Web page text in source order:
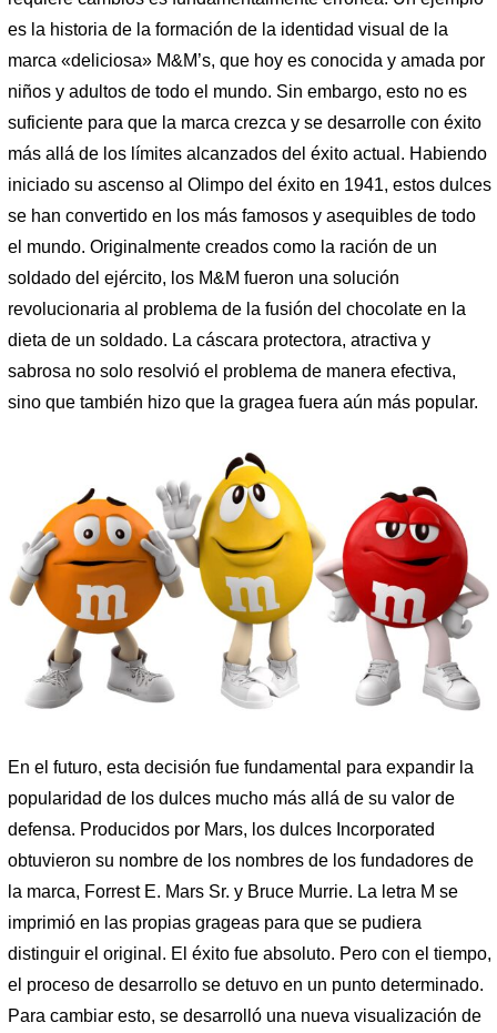
es la historia de la formación de la identidad visual de la
marca «deliciosa» M&M’s, que hoy es conocida y amada por
niños y adultos de todo el mundo. Sin embargo, esto no es
suficiente para que la marca crezca y se desarrolle con éxito
más allá de los límites alcanzados del éxito actual. Habiendo
iniciado su ascenso al Olimpo del éxito en 1941, estos dulces
se han convertido en los más famosos y asequibles de todo
el mundo. Originalmente creados como la ración de un
soldado del ejército, los M&M fueron una solución
revolucionaria al problema de la fusión del chocolate en la
dieta de un soldado. La cáscara protectora, atractiva y
sabrosa no solo resolvió el problema de manera efectiva,
sino que también hizo que la gragea fuera aún más popular.
En el futuro, esta decisión fue fundamental para expandir la
popularidad de los dulces mucho más allá de su valor de
defensa. Producidos por Mars, los dulces Incorporated
obtuvieron su nombre de los nombres de los fundadores de
la marca, Forrest E. Mars Sr. y Bruce Murrie. La letra M se
imprimió en las propias grageas para que se pudiera
distinguir el original. El éxito fue absoluto. Pero con el tiempo,
el proceso de desarrollo se detuvo en un punto determinado.
Para cambiar esto, se desarrolló una nueva visualización de